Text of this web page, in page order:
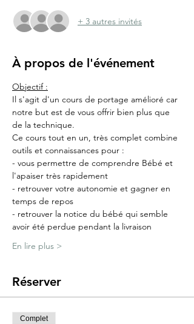
+ 3 autres invités
À propos de l'événement
Objectif :
Il s'agit d'un cours de portage amélioré car
notre but est de vous offrir bien plus que
de la technique.
Ce cours tout en un, très complet combine
outils et connaissances pour :
- vous permettre de comprendre Bébé et
l'apaiser très rapidement
- retrouver votre autonomie et gagner en
temps de repos
- retrouver la notice du bébé qui semble
avoir été perdue pendant la livraison
En lire plus >
Réserver
Complet